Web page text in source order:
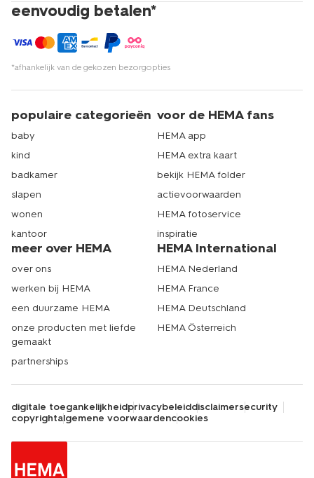
eenvoudig betalen*
*afhankelijk van de gekozen bezorgopties
populaire categorieën
baby
kind
badkamer
slapen
wonen
kantoor
voor de HEMA fans
HEMA app
HEMA extra kaart
bekijk HEMA folder
actievoorwaarden
HEMA fotoservice
inspiratie
meer over HEMA
over ons
werken bij HEMA
een duurzame HEMA
onze producten met liefde
gemaakt
partnerships
HEMA International
HEMA Nederland
HEMA France
HEMA Deutschland
HEMA Österreich
digitale toegankelijkheidprivacybeleiddisclaimersecurity
copyrightalgemene voorwaardencookies